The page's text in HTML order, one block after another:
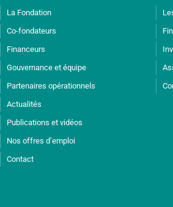
La Fondation
Co-fondateurs
Financeurs
Gouvernance et équipe
Partenaires opérationnels
Actualités
Publications et vidéos
Nos offres d’emploi
Contact